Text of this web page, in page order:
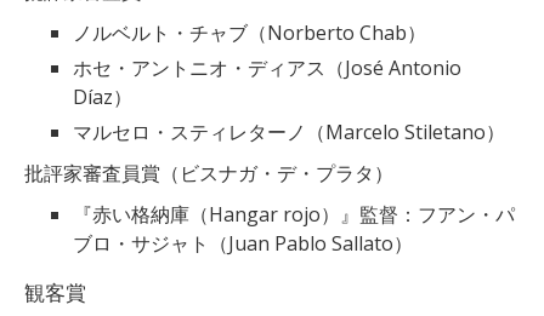
ノルベルト・チャブ（Norberto Chab）
ホセ・アントニオ・ディアス（José Antonio
Díaz）
マルセロ・スティレターノ（Marcelo Stiletano）
批評家審査員賞（ビスナガ・デ・プラタ）
『赤い格納庫（Hangar rojo）』監督：フアン・パ
ブロ・サジャト（Juan Pablo Sallato）
観客賞